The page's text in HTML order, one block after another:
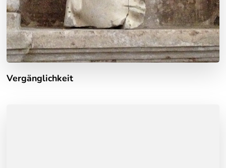
Vergänglichkeit